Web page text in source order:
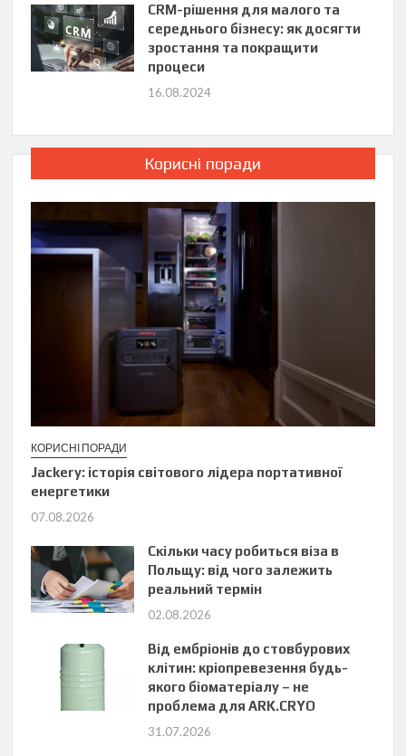
CRM-рішення для малого та
середнього бізнесу: як досягти
зростання та покращити
процеси
16.08.2024
Корисні поради
КОРИСНІ ПОРАДИ
Jackery: історія світового лідера портативної
енергетики
07.08.2026
Скільки часу робиться віза в
Польщу: від чого залежить
реальний термін
02.08.2026
Від ембріонів до стовбурових
клітин: кріопревезення будь-
якого біоматеріалу – не
проблема для ARK.CRYO
31.07.2026